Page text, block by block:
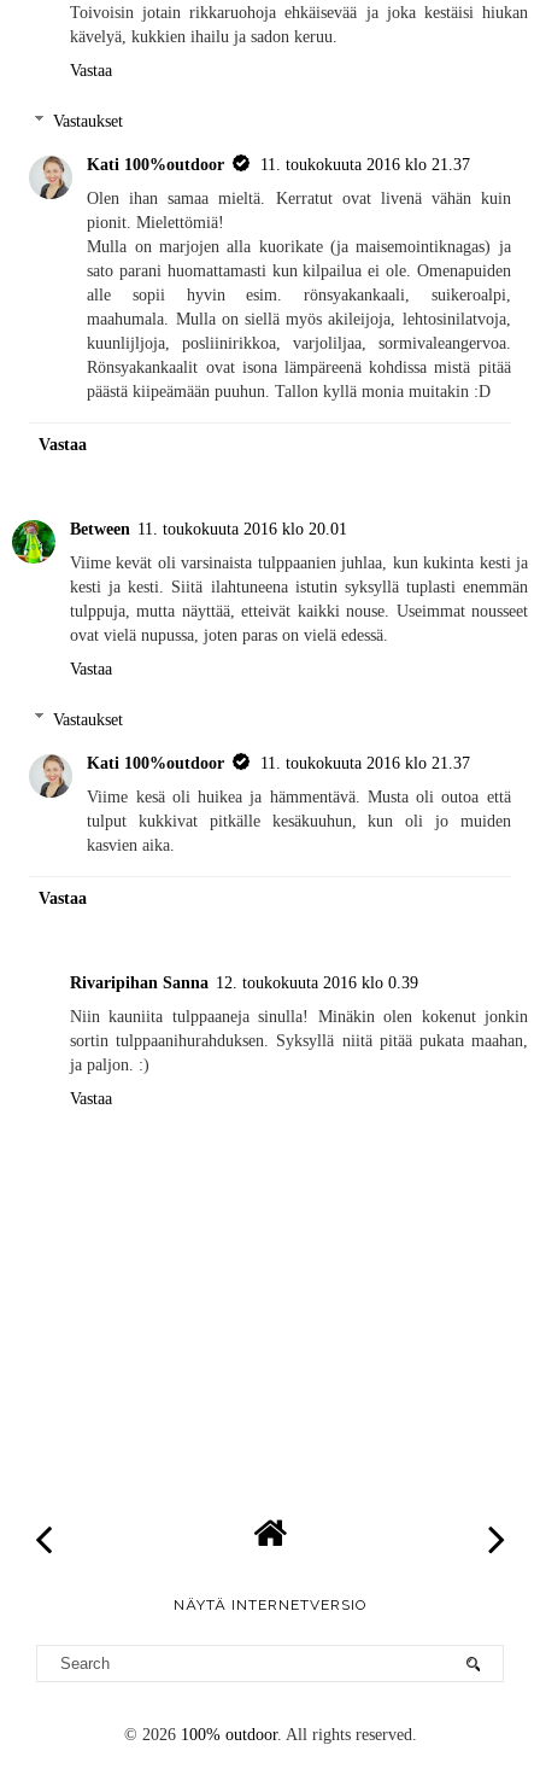
Toivoisin jotain rikkaruohoja ehkäisevää ja joka kestäisi hiukan
kävelyä, kukkien ihailu ja sadon keruu.
Vastaa
Vastaukset
Kati 100%outdoor
11. toukokuuta 2016 klo 21.37
Olen ihan samaa mieltä. Kerratut ovat livenä vähän kuin
pionit. Mielettömiä!
Mulla on marjojen alla kuorikate (ja maisemointiknagas) ja
sato parani huomattamasti kun kilpailua ei ole. Omenapuiden
alle sopii hyvin esim. rönsyakankaali, suikeroalpi,
maahumala. Mulla on siellä myös akileijoja, lehtosinilatvoja,
kuunlijljoja, posliinirikkoa, varjoliljaa, sormivaleangervoa.
Rönsyakankaalit ovat isona lämpäreenä kohdissa mistä pitää
päästä kiipeämään puuhun. Tallon kyllä monia muitakin :D
Vastaa
Between 11. toukokuuta 2016 klo 20.01
Viime kevät oli varsinaista tulppaanien juhlaa, kun kukinta kesti ja
kesti ja kesti. Siitä ilahtuneena istutin syksyllä tuplasti enemmän
tulppuja, mutta näyttää, etteivät kaikki nouse. Useimmat nousseet
ovat vielä nupussa, joten paras on vielä edessä.
Vastaa
Vastaukset
Kati 100%outdoor
11. toukokuuta 2016 klo 21.37
Viime kesä oli huikea ja hämmentävä. Musta oli outoa että
tulput kukkivat pitkälle kesäkuuhun, kun oli jo muiden
kasvien aika.
Vastaa
Rivaripihan Sanna 12. toukokuuta 2016 klo 0.39
Niin kauniita tulppaaneja sinulla! Minäkin olen kokenut jonkin
sortin tulppaanihurahduksen. Syksyllä niitä pitää pukata maahan,
ja paljon. :)
Vastaa
NÄYTÄ INTERNETVERSIO
© 2026 100% outdoor. All rights reserved.